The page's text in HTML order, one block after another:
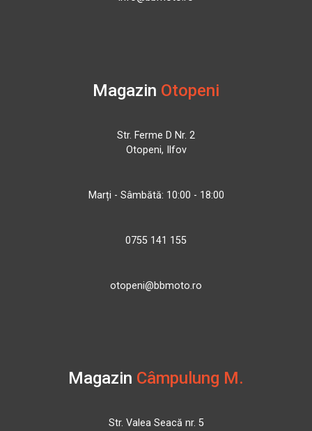
Magazin Otopeni
Str. Ferme D Nr. 2
Otopeni, Ilfov
Marți - Sâmbătă: 10:00 - 18:00
0755 141 155
otopeni@bbmoto.ro
Magazin Câmpulung M.
Str. Valea Seacă nr. 5